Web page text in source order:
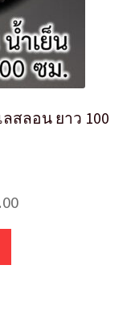
สลอน ยาว 100